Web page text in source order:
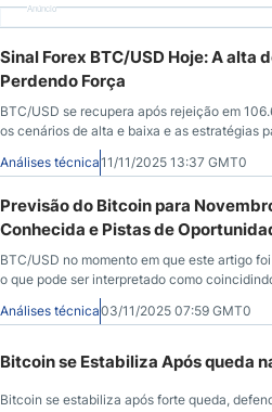
Anúncio
Sinal Forex BTC/USD Hoje: A alta
Perdendo Força
BTC/USD se recupera após rejeição em
os cenários de alta e baixa e as estratégias
Análises técnica11/11/2025 13:37 GMT0
Previsão do Bitcoin para
Conhecida e Pistas de
BTC/USD no momento em que este artigo
o que pode ser interpretado como
valor de um mês atrás, já que a volatilidade
apresentando algumas oportunidades.
Análises técnica03/11/2025 07:59 GMT0
Bitcoin se Estabiliza Após queda
Bitcoin se estabiliza após forte queda,